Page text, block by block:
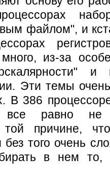
файлом", и
из-за
и
Эти темы
В 386
равно не
той причине,
того очень
в нем то,